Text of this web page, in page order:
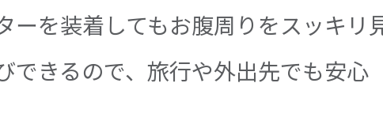
ーを装着してもお腹周りをスッキリ
できるので、旅行や外出先でも安心